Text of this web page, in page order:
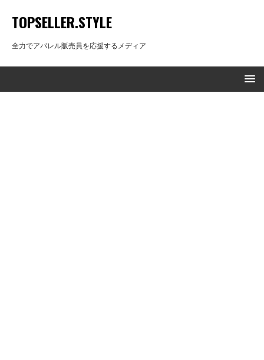
TOPSELLER.STYLE
全力でアパレル販売員を応援するメディア